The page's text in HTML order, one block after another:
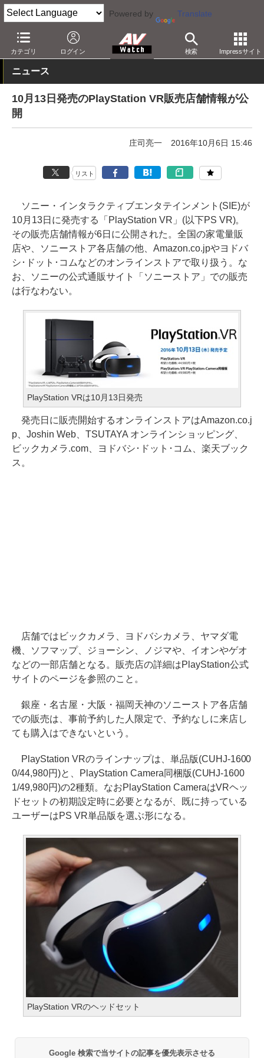
Powered by Translate
カテゴリ ログイン 検索 Impressサイト
AV Watch 製品 HMD/スマートグラス PlayStation VR
ニュース
10月13日発売のPlayStation VR販売店舗情報が公
開
庄司亮一 2016年10月6日 15:46
リスト
ソニー・インタラクティブエンタテインメント(SIE)が
10月13日に発売する「PlayStation VR」(以下PS VR)。
その販売店舗情報が6日に公開された。全国の家電量販
店や、ソニーストア各店舗の他、Amazon.co.jpやヨドバ
シ･ドット･コムなどのオンラインストアで取り扱う。な
お、ソニーの公式通販サイト「ソニーストア」での販売
は行なわない。
PlayStation VRは10月13日発売
発売日に販売開始するオンラインストアはAmazon.co.j
p、Joshin Web、TSUTAYA オンラインショッピング、
ビックカメラ.com、ヨドバシ･ドット･コム、楽天ブック
ス。
店舗ではビックカメラ、ヨドバシカメラ、ヤマダ電
機、ソフマップ、ジョーシン、ノジマや、イオンやゲオ
などの一部店舗となる。販売店の詳細はPlayStation公式
サイトのページを参照のこと。
銀座・名古屋・大阪・福岡天神のソニーストア各店舗
での販売は、事前予約した人限定で、予約なしに来店し
ても購入はできないという。
PlayStation VRのラインナップは、単品版(CUHJ-1600
0/44,980円)と、PlayStation Camera同梱版(CUHJ-1600
1/49,980円)の2種類。なおPlayStation CameraはVRヘッ
ドセットの初期設定時に必要となるが、既に持っている
ユーザーはPS VR単品版を選ぶ形になる。
PlayStation VRのヘッドセット
Google 検索で当サイトの記事を優先表示させる